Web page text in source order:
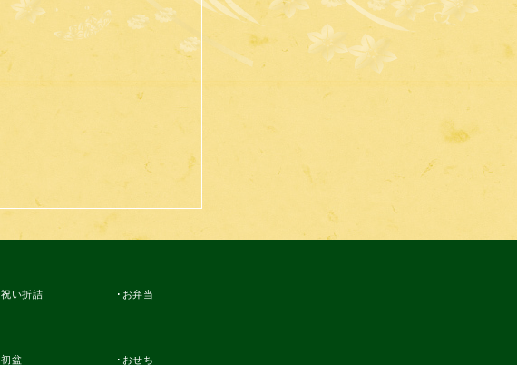
祝い折詰
お弁当
初盆 おせち